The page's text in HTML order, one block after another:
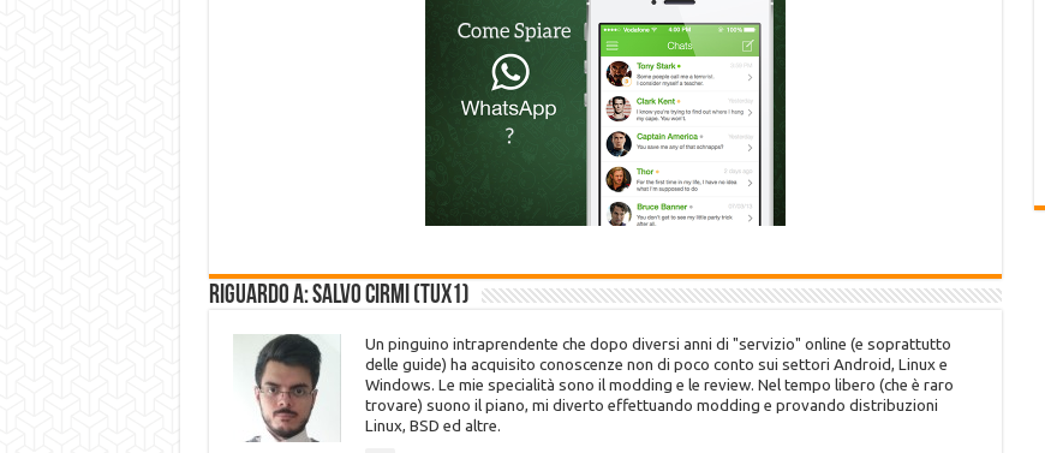
Riguardo a: Salvo Cirmi (Tux1)
Un pinguino intraprendente che dopo diversi anni di "servizio" online (e soprattutto
delle guide) ha acquisito conoscenze non di poco conto sui settori Android, Linux e
Windows. Le mie specialità sono il modding e le review. Nel tempo libero (che è raro
trovare) suono il piano, mi diverto effettuando modding e provando distribuzioni
Linux, BSD ed altre.